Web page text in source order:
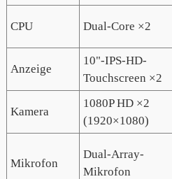
CPU Dual-Core ×2
Anzeige
10"-IPS-HD-
Touchscreen ×2
Kamera
1080P HD ×2
(1920×1080)
Mikrofon
Dual-Array-
Mikrofon